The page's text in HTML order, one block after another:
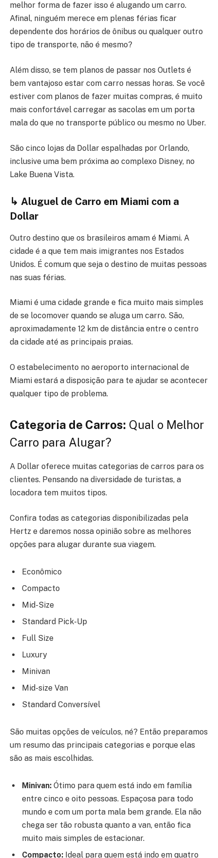
melhor forma de fazer isso é alugando um carro.
Afinal, ninguém merece em plenas férias ficar
dependente dos horários de ônibus ou qualquer outro
tipo de transporte, não é mesmo?
Além disso, se tem planos de passar nos Outlets é
bem vantajoso estar com carro nessas horas. Se você
estiver com planos de fazer muitas compras, é muito
mais confortável carregar as sacolas em um porta
mala do que no transporte público ou mesmo no Uber.
São cinco lojas da Dollar espalhadas por Orlando,
inclusive uma bem próxima ao complexo Disney, no
Lake Buena Vista.
↳ Aluguel de Carro em Miami com a
Dollar
Outro destino que os brasileiros amam é Miami. A
cidade é a que tem mais imigrantes nos Estados
Unidos. É comum que seja o destino de muitas pessoas
nas suas férias.
Miami é uma cidade grande e fica muito mais simples
de se locomover quando se aluga um carro. São,
aproximadamente 12 km de distância entre o centro
da cidade até as principais praias.
O estabelecimento no aeroporto internacional de
Miami estará a disposição para te ajudar se acontecer
qualquer tipo de problema.
Categoria de Carros: Qual o Melhor
Carro para Alugar?
A Dollar oferece muitas categorias de carros para os
clientes. Pensando na diversidade de turistas, a
locadora tem muitos tipos.
Confira todas as categorias disponibilizadas pela
Hertz e daremos nossa opinião sobre as melhores
opções para alugar durante sua viagem.
Econômico
Compacto
Mid-Size
Standard Pick-Up
Full Size
Luxury
Minivan
Mid-size Van
Standard Conversível
São muitas opções de veículos, né? Então preparamos
um resumo das principais categorias e porque elas
são as mais escolhidas.
Minivan: Ótimo para quem está indo em família
entre cinco e oito pessoas. Espaçosa para todo
mundo e com um porta mala bem grande. Ela não
chega ser tão robusta quanto a van, então fica
muito mais simples de estacionar.
Compacto: Ideal para quem está indo em quatro